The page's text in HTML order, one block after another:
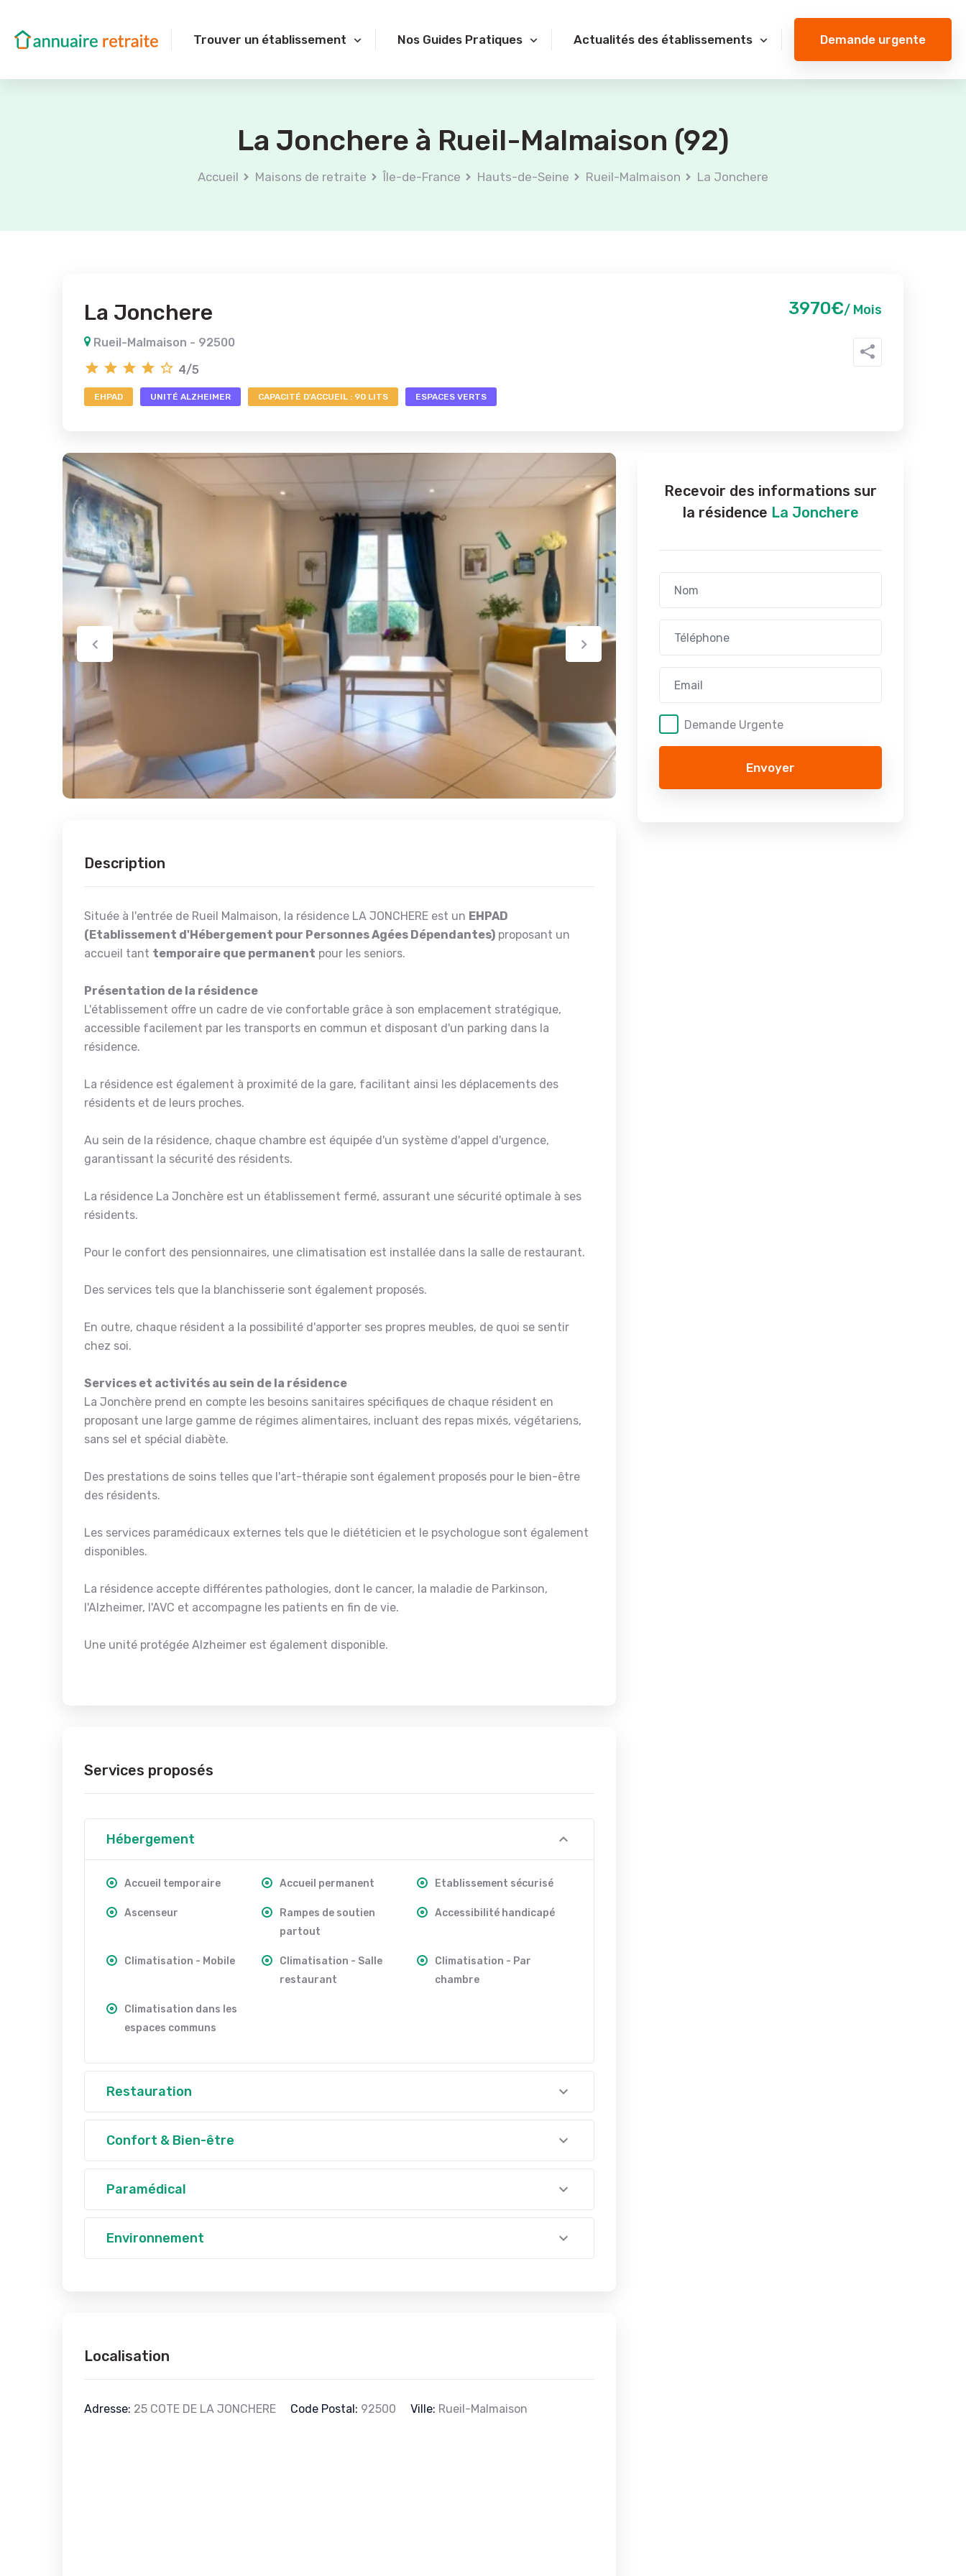
Trouver un établissement Nos Guides Pratiques Actualités des établissements Demande urgente
La Jonchere à Rueil-Malmaison (92)
Accueil Maisons de retraite Île-de-France Hauts-de-Seine Rueil-Malmaison La Jonchere
La Jonchere
Rueil-Malmaison - 92500
4/5
3970€/ Mois
EHPAD UNITÉ ALZHEIMER CAPACITÉ D'ACCUEIL : 90 LITS ESPACES VERTS
Description
Située à l'entrée de Rueil Malmaison, la résidence LA JONCHERE est un EHPAD
(Etablissement d'Hébergement pour Personnes Agées Dépendantes) proposant un
accueil tant temporaire que permanent pour les seniors.
Présentation de la résidence
L'établissement offre un cadre de vie confortable grâce à son emplacement stratégique,
accessible facilement par les transports en commun et disposant d'un parking dans la
résidence.
La résidence est également à proximité de la gare, facilitant ainsi les déplacements des
résidents et de leurs proches.
Au sein de la résidence, chaque chambre est équipée d'un système d'appel d'urgence,
garantissant la sécurité des résidents.
La résidence La Jonchère est un établissement fermé, assurant une sécurité optimale à ses
résidents.
Pour le confort des pensionnaires, une climatisation est installée dans la salle de restaurant.
Des services tels que la blanchisserie sont également proposés.
En outre, chaque résident a la possibilité d'apporter ses propres meubles, de quoi se sentir
chez soi.
Services et activités au sein de la résidence
La Jonchère prend en compte les besoins sanitaires spécifiques de chaque résident en
proposant une large gamme de régimes alimentaires, incluant des repas mixés, végétariens,
sans sel et spécial diabète.
Des prestations de soins telles que l'art-thérapie sont également proposés pour le bien-être
des résidents.
Les services paramédicaux externes tels que le diététicien et le psychologue sont également
disponibles.
La résidence accepte différentes pathologies, dont le cancer, la maladie de Parkinson,
l'Alzheimer, l'AVC et accompagne les patients en fin de vie.
Une unité protégée Alzheimer est également disponible.
Services proposés
Hébergement
Accueil temporaire Accueil permanent Etablissement sécurisé
Ascenseur
Rampes de soutien
partout
Accessibilité handicapé
Climatisation - Mobile
Climatisation - Salle
restaurant
Climatisation - Par
chambre
Climatisation dans les
espaces communs
Restauration
Confort & Bien-être
Paramédical
Environnement
Localisation
Adresse: 25 COTE DE LA JONCHERE Code Postal: 92500 Ville: Rueil-Malmaison
Recevoir des informations sur
la résidence La Jonchere
Demande Urgente
Envoyer